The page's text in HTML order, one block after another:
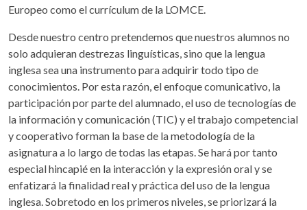
Europeo como el currículum de la LOMCE.
Desde nuestro centro pretendemos que nuestros alumnos no
solo adquieran destrezas linguísticas, sino que la lengua
inglesa sea una instrumento para adquirir todo tipo de
conocimientos. Por esta razón, el enfoque comunicativo, la
participación por parte del alumnado, el uso de tecnologías de
la información y comunicación (TIC) y el trabajo competencial
y cooperativo forman la base de la metodología de la
asignatura a lo largo de todas las etapas. Se hará por tanto
especial hincapié en la interacción y la expresión oral y se
enfatizará la finalidad real y práctica del uso de la lengua
inglesa. Sobretodo en los primeros niveles, se priorizará la